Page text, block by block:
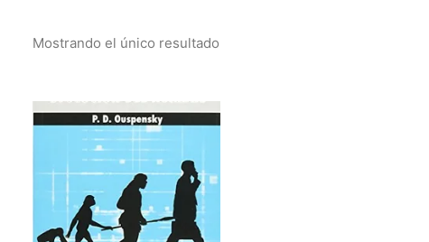
Mostrando el único resultado